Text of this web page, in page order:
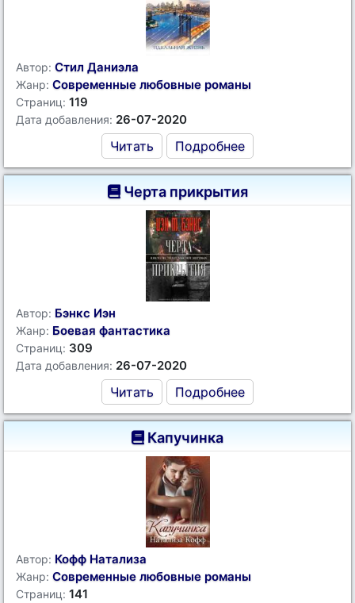
Автор: Стил Даниэла
Жанр: Современные любовные романы
Страниц: 119
Дата добавления: 26-07-2020
Читать Подробнее
Черта прикрытия
Автор: Бэнкс Иэн
Жанр: Боевая фантастика
Страниц: 309
Дата добавления: 26-07-2020
Читать Подробнее
Капучинка
Автор: Кофф Натализа
Жанр: Современные любовные романы
Страниц: 141